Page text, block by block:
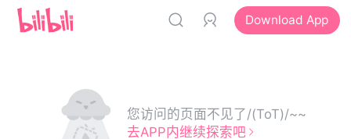
Download App
您访问的页面不见了/(ToT)/~~
去APP内继续探索吧